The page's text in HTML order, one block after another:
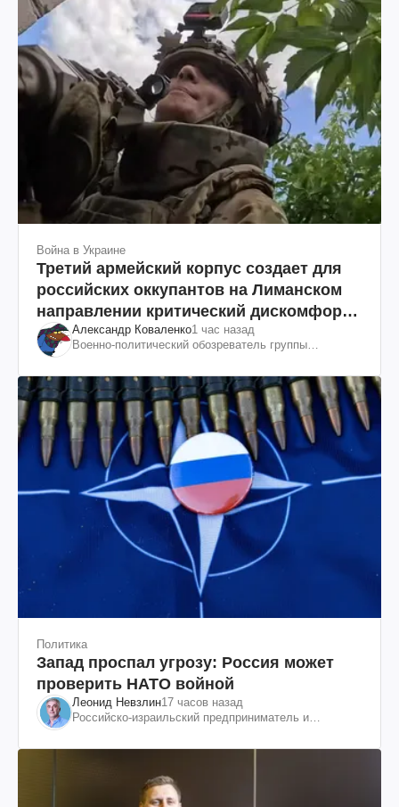
Война в Украине
Третий армейский корпус создает для
российских оккупантов на Лиманском
направлении критический дискомфорт:
как это удалось
Александр Коваленко1 час назад
Военно-политический обозреватель группы
Политика
Запад проспал угрозу: Россия может
проверить НАТО войной
Леонид Невзлин17 часов назад
Российско-израильский предприниматель и
"ЮКОСа"